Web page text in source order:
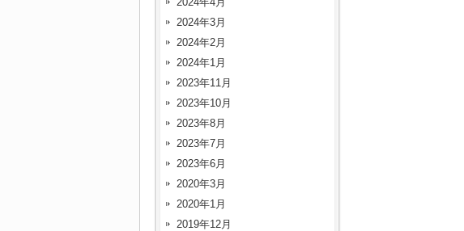
2024年3月
2024年2月
2024年1月
2023年11月
2023年10月
2023年8月
2023年7月
2023年6月
2020年3月
2020年1月
2019年12月